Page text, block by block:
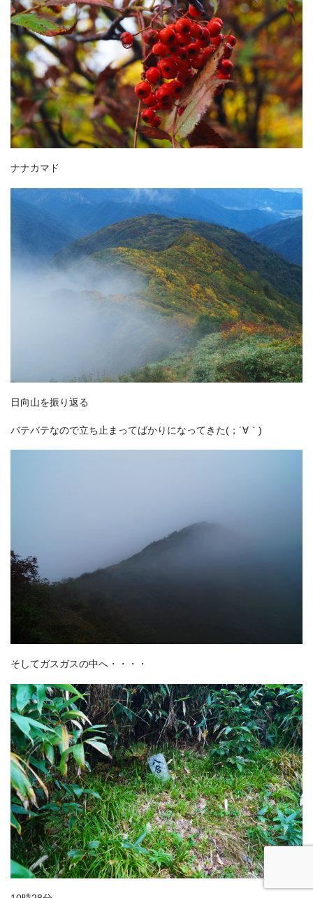
ナナカマド
日向山を振り返る
バテバテなので立ち止まってばかりになってきた(；´∀｀)
そしてガスガスの中へ・・・・